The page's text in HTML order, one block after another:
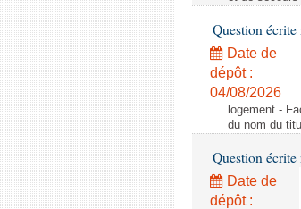
Question
Date de
dépôt :
04/08/2026
logement -
du nom du
Question
Date de
dépôt :